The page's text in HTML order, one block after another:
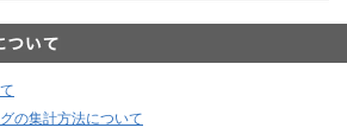
の集計方法について